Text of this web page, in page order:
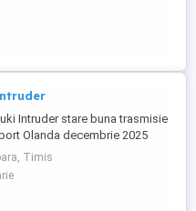
Intruder stare buna trasmisie
Olanda decembrie 2025
RO IN FEBRUARIE Nu raspund
cu ATV plus sau minus
Timis